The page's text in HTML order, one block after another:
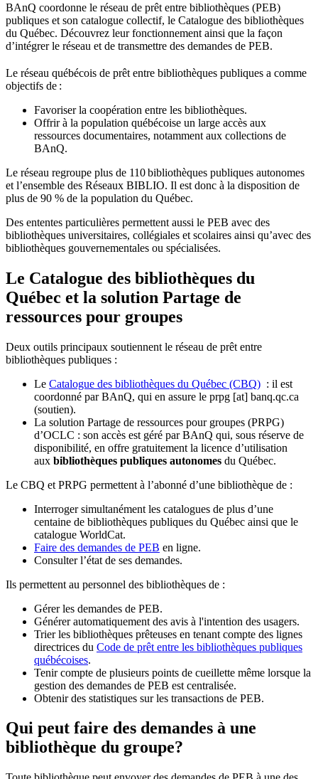
BAnQ coordonne le réseau de prêt entre bibliothèques (PEB)
publiques et son catalogue collectif, le Catalogue des bibliothèques
du Québec. Découvrez leur fonctionnement ainsi que la façon
d’intégrer le réseau et de transmettre des demandes de PEB.
Le réseau québécois de prêt entre bibliothèques publiques a comme
objectifs de :
Favoriser la coopération entre les bibliothèques.
Offrir à la population québécoise un large accès aux
ressources documentaires, notamment aux collections de
BAnQ.
Le réseau regroupe plus de 110bibliothèques publiques autonomes
et l’ensemble des Réseaux BIBLIO. Il est donc à la disposition de
plus de 90 % de la population du Québec.
Des ententes particulières permettent aussi le PEB avec des
bibliothèques universitaires, collégiales et scolaires ainsi qu’avec des
bibliothèques gouvernementales ou spécialisées.
Le Catalogue des bibliothèques du
Québec et la solution Partage de
ressources pour groupes
Deux outils principaux soutiennent le réseau de prêt entre
bibliothèques publiques :
Le Catalogue des bibliothèques du Québec (CBQ) : il est
coordonné par BAnQ, qui en assure le prpg [at] banq.qc.ca
(soutien).
La solution Partage de ressources pour groupes (PRPG)
d’OCLC : son accès est géré par BAnQ qui, sous réserve de
disponibilité, en offre gratuitement la licence d’utilisation
aux bibliothèques publiques autonomes du Québec.
Le CBQ et PRPG permettent à l’abonné d’une bibliothèque de :
Interroger simultanément les catalogues de plus d’une
centaine de bibliothèques publiques du Québec ainsi que le
catalogue WorldCat.
Faire des demandes de PEB en ligne.
Consulter l’état de ses demandes.
Ils permettent au personnel des bibliothèques de :
Gérer les demandes de PEB.
Générer automatiquement des avis à l'intention des usagers.
Trier les bibliothèques prêteuses en tenant compte des lignes
directrices du Code de prêt entre les bibliothèques publiques
québécoises.
Tenir compte de plusieurs points de cueillette même lorsque la
gestion des demandes de PEB est centralisée.
Obtenir des statistiques sur les transactions de PEB.
Qui peut faire des demandes à une
bibliothèque du groupe?